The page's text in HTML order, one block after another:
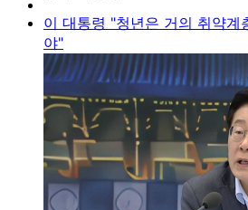
이 대통령 "청년은 거의 취약
야"